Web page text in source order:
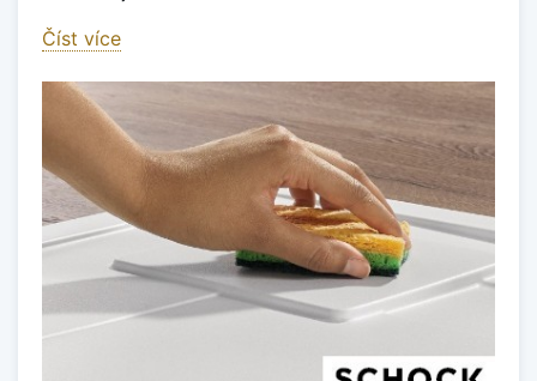
Číst více